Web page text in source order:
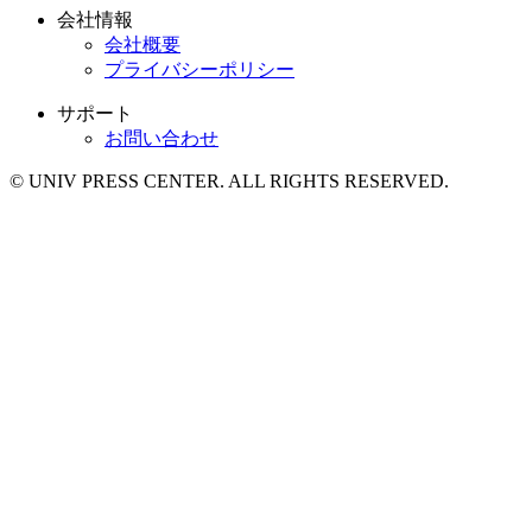
会社情報
会社概要
プライバシーポリシー
サポート
お問い合わせ
© UNIV PRESS CENTER. ALL RIGHTS RESERVED.